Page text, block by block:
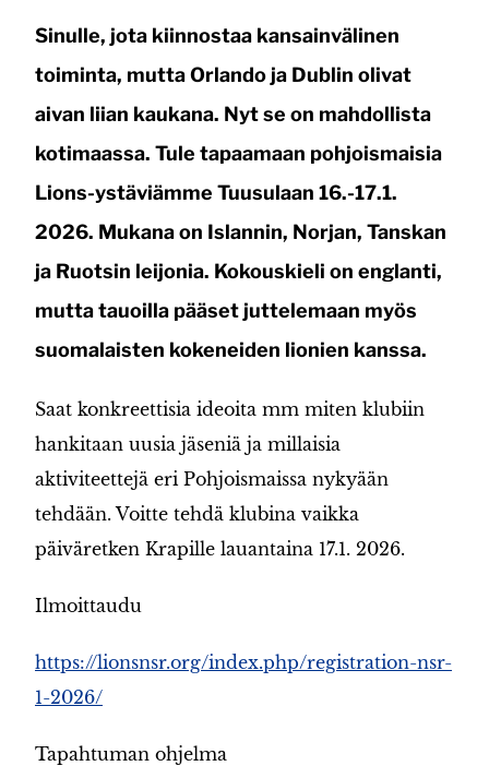
Sinulle, jota kiinnostaa kansainvälinen
toiminta, mutta Orlando ja Dublin olivat
aivan liian kaukana. Nyt se on mahdollista
kotimaassa. Tule tapaamaan pohjoismaisia
Lions-ystäviämme Tuusulaan 16.-17.1.
2026. Mukana on Islannin, Norjan, Tanskan
ja Ruotsin leijonia. Kokouskieli on englanti,
mutta tauoilla pääset juttelemaan myös
suomalaisten kokeneiden lionien kanssa.
Saat konkreettisia ideoita mm miten klubiin
hankitaan uusia jäseniä ja millaisia
aktiviteettejä eri Pohjoismaissa nykyään
tehdään. Voitte tehdä klubina vaikka
päiväretken Krapille lauantaina 17.1. 2026.
Ilmoittaudu
https://lionsnsr.org/index.php/registration-nsr-
1-2026/
Tapahtuman ohjelma